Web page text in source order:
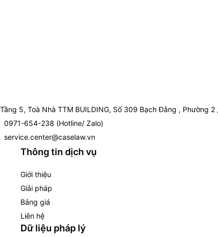
Tầng 5, Toà Nhà TTM BUILDING, Số 309 Bạch Đằng , Phường
0971-654-238 (Hotline/ Zalo)
service.center@caselaw.vn
Thông tin dịch vụ
Giới thiệu
Giải pháp
Bảng giá
Liên hệ
Dữ liệu pháp lý